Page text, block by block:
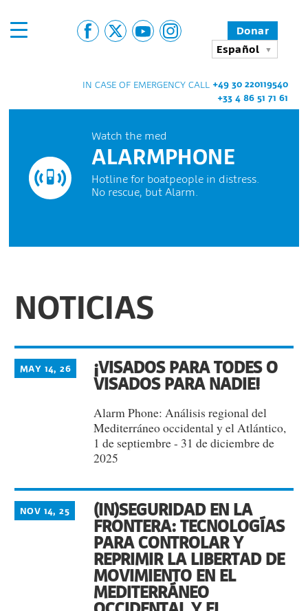
Donar
Español
IN CASE OF EMERGENCY CALL +49 30 220119540
+33 4 86 51 71 61
Watch the med
ALARMPHONE
Hotline for boatpeople in distress.
No rescue, but Alarm.
NOTICIAS
¡VISADOS PARA TODES O
VISADOS PARA NADIE!
MAY 14, 26
Alarm Phone: Análisis regional del
Mediterráneo occidental y el Atlántico,
1 de septiembre - 31 de diciembre de
2025
(IN)SEGURIDAD EN LA
FRONTERA: TECNOLOGÍAS
PARA CONTROLAR Y
REPRIMIR LA LIBERTAD DE
MOVIMIENTO EN EL
MEDITERRÁNEO
NOV 14, 25